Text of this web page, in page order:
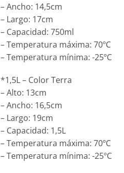
– Ancho: 14,5cm
– Largo: 17cm
– Capacidad: 750ml
– Temperatura máxima: 70ºC
– Temperatura mínima: -25ºC
*1,5L – Color Terra
– Alto: 13cm
– Ancho: 16,5cm
– Largo: 19cm
– Capacidad: 1,5L
– Temperatura máxima: 70ºC
– Temperatura mínima: -25ºC